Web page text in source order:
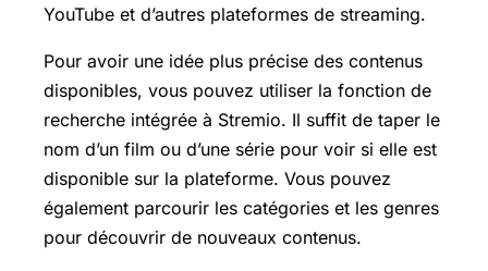
YouTube et d’autres plateformes de streaming.
Pour avoir une idée plus précise des contenus
disponibles, vous pouvez utiliser la fonction de
recherche intégrée à Stremio. Il suffit de taper le
nom d’un film ou d’une série pour voir si elle est
disponible sur la plateforme. Vous pouvez
également parcourir les catégories et les genres
pour découvrir de nouveaux contenus.